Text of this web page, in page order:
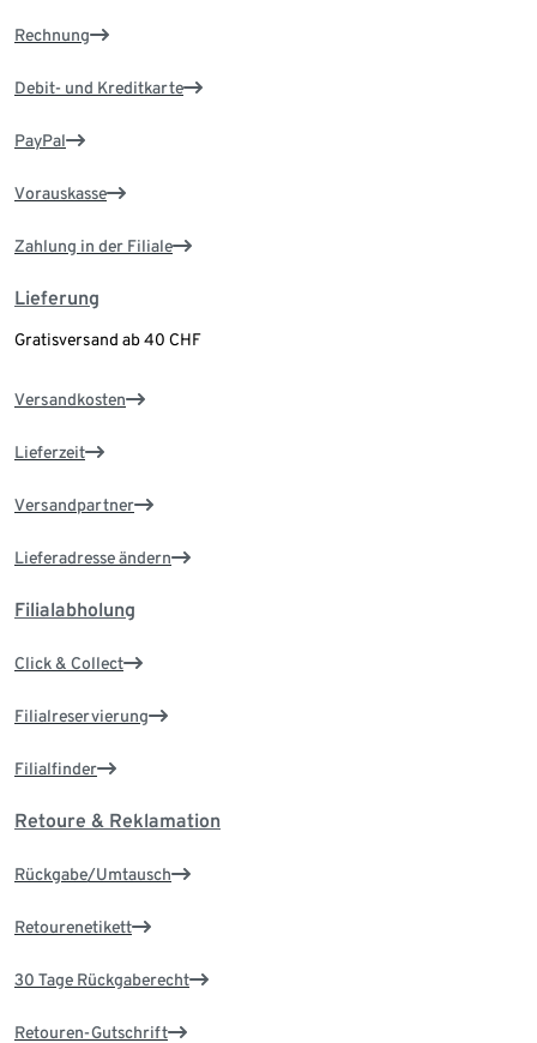
Rechnung
Debit- und Kreditkarte
PayPal
Vorauskasse
Zahlung in der Filiale
Lieferung
Gratisversand ab 40 CHF
Versandkosten
Lieferzeit
Versandpartner
Lieferadresse ändern
Filialabholung
Click & Collect
Filialreservierung
Filialfinder
Retoure & Reklamation
Rückgabe/Umtausch
Retourenetikett
30 Tage Rückgaberecht
Retouren-Gutschrift